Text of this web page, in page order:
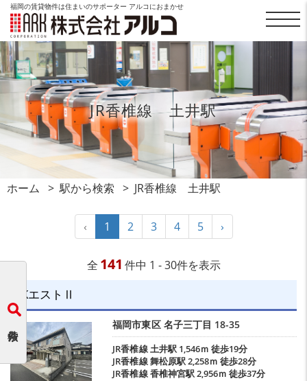
福岡の賃貸物件は住まいのサポーター アルコにおまかせ
JR香椎線 土井駅
ホーム 駅から検索 JR香椎線 土井駅
‹ 1 2 3 4 5 ›
全 141 件中 1 - 30件を表示
KエストⅡ
福岡市東区 名子三丁目 18-35
JR香椎線土井駅1,546ｍ 徒歩19分
JR香椎線舞松原駅2,258ｍ 徒歩28分
JR香椎線香椎神宮駅2,956ｍ 徒歩37分